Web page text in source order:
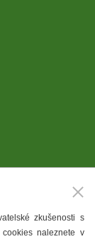
zkušenosti s
naleznete v